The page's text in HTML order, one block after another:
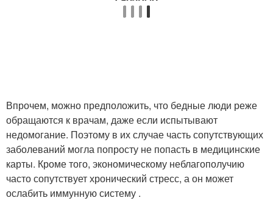
Впрочем, можно предположить, что бедные люди реже
обращаются к врачам, даже если испытывают
недомогание. Поэтому в их случае часть сопутствующих
заболеваний могла попросту не попасть в медицинские
карты. Кроме того, экономическому неблагополучию
часто сопутствует хронический стресс, а он может
ослабить иммунную систему .